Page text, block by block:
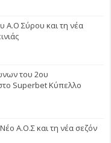
Α.Ο Σύρου και τη νέα
του 2ου
Superbet Κύπελλο
Α.Ο.Σ και τη νέα σεζόν